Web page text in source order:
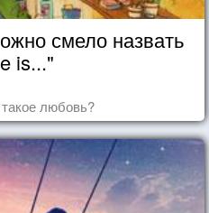
смело назвать
is..."
любовь?